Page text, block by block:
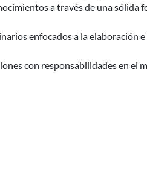
a través de una sólida
enfocados a la elaboración
con responsabilidades en el